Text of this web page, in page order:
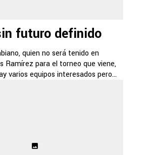
futuro definido
quien no será tenido en
Ramírez para el torneo que viene,
varios equipos interesados pero...